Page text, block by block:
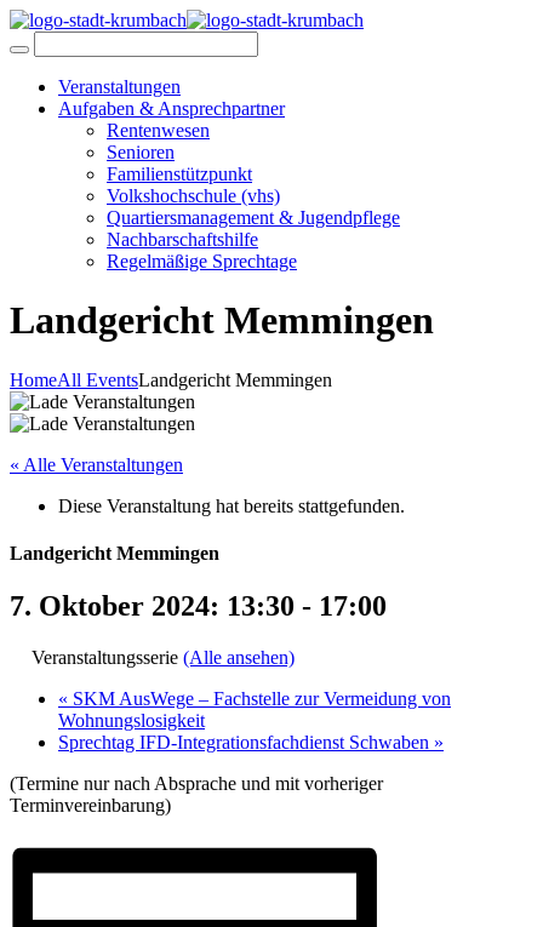
Veranstaltungen
Aufgaben & Ansprechpartner
Rentenwesen
Senioren
Familienstützpunkt
Volkshochschule (vhs)
Quartiersmanagement & Jugendpflege
Nachbarschaftshilfe
Regelmäßige Sprechtage
Landgericht Memmingen
HomeAll EventsLandgericht Memmingen
« Alle Veranstaltungen
Diese Veranstaltung hat bereits stattgefunden.
Landgericht Memmingen
7. Oktober 2024: 13:30 - 17:00
Veranstaltungsserie (Alle ansehen)
« SKM AusWege – Fachstelle zur Vermeidung von
Wohnungslosigkeit
Sprechtag IFD-Integrationsfachdienst Schwaben »
(Termine nur nach Absprache und mit vorheriger
Terminvereinbarung)